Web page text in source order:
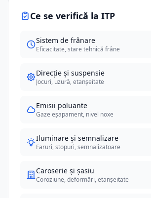
Ce se verifică la ITP
Sistem de frânare
Eficacitate, stare tehnică frâne
Direcție și suspensie
Jocuri, uzură, etanșeitate
Emisii poluante
Gaze eșapament, nivel noxe
Iluminare și semnalizare
Faruri, stopuri, semnalizatoare
Caroserie și șasiu
Coroziune, deformări, etanșeitate